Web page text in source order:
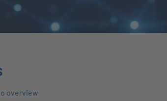
overview